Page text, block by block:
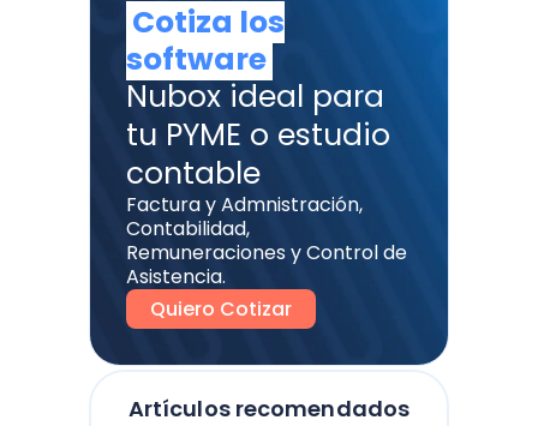
Artículos recomendados
Cotiza los
software
Nubox ideal para
tu PYME o estudio
contable
Factura y Admnistración,
Contabilidad,
Remuneraciones y Control de
Asistencia.
Quiero Cotizar